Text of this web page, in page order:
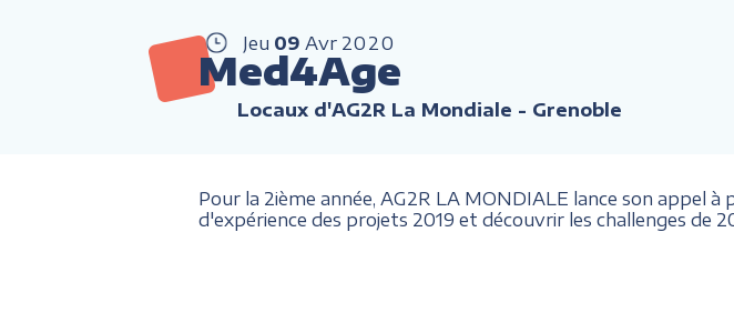
Jeu 09 Avr 2020
Med4Age
Locaux d'AG2R La Mondiale - Grenoble
Pour la 2ième année, AG2R LA MONDIALE lance son appel
d'expérience des projets 2019 et découvrir les challenges de